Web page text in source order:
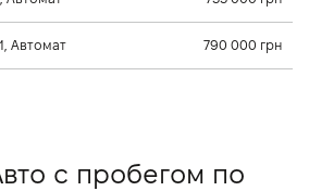
Автомат 790 000 грн
с пробегом по